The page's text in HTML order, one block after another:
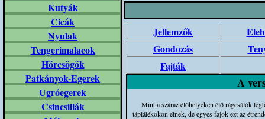
Kutyák
Nyulak
Hörcsögök
Tengerimalacok
Patkányok-Egerek
Ugróegerek
Csincsillák
Cicák
Jellemzők
Gondozás
Fajták
A
Mint a száraz élőhelyeken élő rágcsálók
táplálékokon élnek, de egyes fajok ezt az